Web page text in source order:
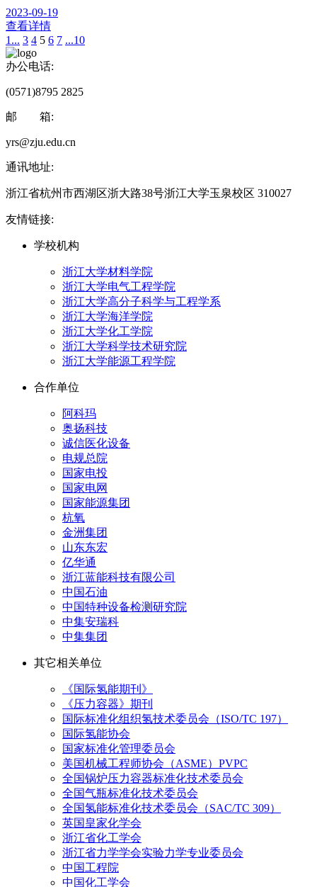
2023-09-19
查看详情
1... 3 4 5 6 7 ...10
办公电话:
(0571)8795 2825
邮 箱:
yrs@zju.edu.cn
通讯地址:
浙江省杭州市西湖区浙大路38号浙江大学玉泉校区 310027
友情链接:
学校机构
浙江大学材料学院
浙江大学电气工程学院
浙江大学高分子科学与工程学系
浙江大学海洋学院
浙江大学化工学院
浙江大学科学技术研究院
浙江大学能源工程学院
合作单位
阿科玛
奥扬科技
诚信医化设备
电规总院
国家电投
国家电网
国家能源集团
杭氧
金洲集团
山东东宏
亿华通
浙江蓝能科技有限公司
中国石油
中国特种设备检测研究院
中集安瑞科
中集集团
其它相关单位
《国际氢能期刊》
《压力容器》期刊
国际标准化组织氢技术委员会（ISO/TC 197）
国际氢能协会
国家标准化管理委员会
美国机械工程师协会（ASME）PVPC
全国锅炉压力容器标准化技术委员会
全国气瓶标准化技术委员会
全国氢能标准化技术委员会（SAC/TC 309）
英国皇家化学会
浙江省化工学会
浙江省力学学会实验力学专业委员会
中国工程院
中国化工学会